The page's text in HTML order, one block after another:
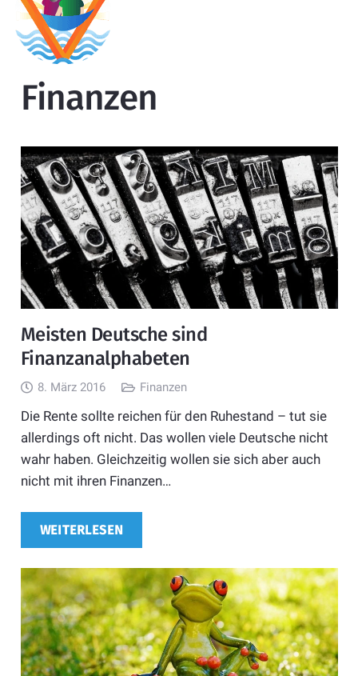
Finanzen
Meisten Deutsche sind
Finanzanalphabeten
8. März 2016 Finanzen
Die Rente sollte reichen für den Ruhestand – tut sie
allerdings oft nicht. Das wollen viele Deutsche nicht
wahr haben. Gleichzeitig wollen sie sich aber auch
nicht mit ihren Finanzen…
WEITERLESEN